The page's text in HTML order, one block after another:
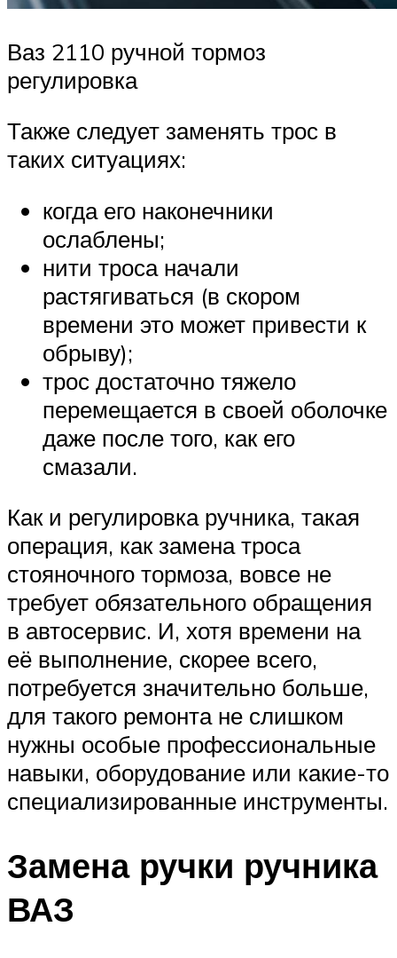
Ваз 2110 ручной тормоз
регулировка
Также следует заменять трос в
таких ситуациях:
когда его наконечники
ослаблены;
нити троса начали
растягиваться (в скором
времени это может привести к
обрыву);
трос достаточно тяжело
перемещается в своей оболочке
даже после того, как его
смазали.
Как и регулировка ручника, такая
операция, как замена троса
стояночного тормоза, вовсе не
требует обязательного обращения
в автосервис. И, хотя времени на
её выполнение, скорее всего,
потребуется значительно больше,
для такого ремонта не слишком
нужны особые профессиональные
навыки, оборудование или какие-то
специализированные инструменты.
Замена ручки ручника
ВАЗ